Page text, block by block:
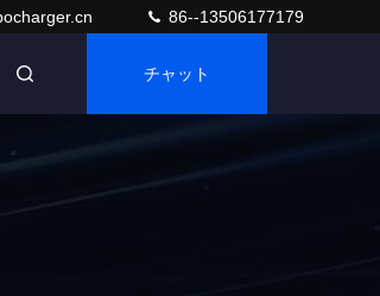
86--13506177179
チャット